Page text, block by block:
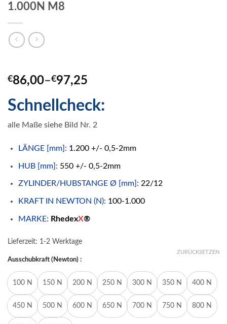
1.000N M8
€86,00–€97,25
Schnellcheck:
alle Maße siehe Bild Nr. 2
LÄNGE [mm]: 1.200 +/- 0,5-2mm
HUB [mm]: 550 +/- 0,5-2mm
ZYLINDER/HUBSTANGE Ø [mm]: 22/12
KRAFT IN NEWTON (N): 100-1.000
MARKE: RhedexX®
Lieferzeit: 1-2 Werktage
Ausschubkraft (Newton) :
100 N 150 N 200 N 250 N 300 N 350 N 400 N
450 N 500 N 600 N 650 N 700 N 750 N 800 N
ZURÜCKSETZEN